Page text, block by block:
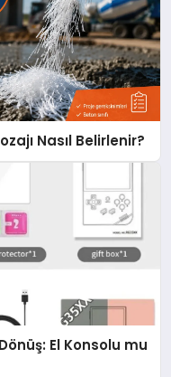
Nasıl Belirlenir?
El Konsolu mu